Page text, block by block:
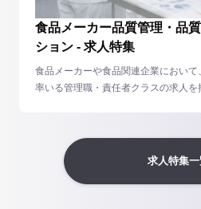
食品メーカー品質管理・品
ション - 求人特集
食品メーカーや食品関連企業におい
率いる管理職・責任者クラスの求人を
求人特集